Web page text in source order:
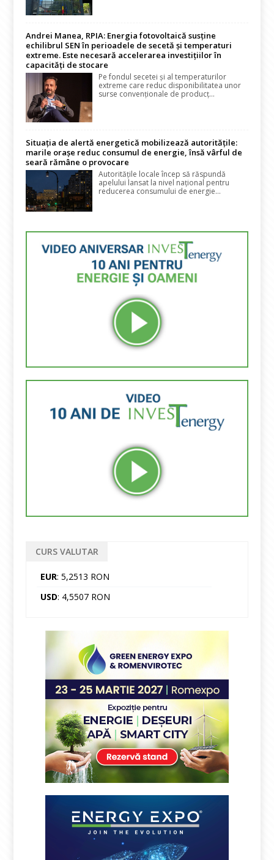
Andrei Manea, RPIA: Energia fotovoltaică susține
echilibrul SEN în perioadele de secetă și temperaturi
extreme. Este necesară accelerarea investițiilor în
capacități de stocare
Pe fondul secetei și al temperaturilor
extreme care reduc disponibilitatea unor
surse convenționale de producț...
Situația de alertă energetică mobilizează autoritățile:
marile orașe reduc consumul de energie, însă vârful de
seară rămâne o provocare
Autoritățile locale încep să răspundă
apelului lansat la nivel național pentru
reducerea consumului de energie...
CURS VALUTAR
EUR: 5,2513 RON
USD: 4,5507 RON